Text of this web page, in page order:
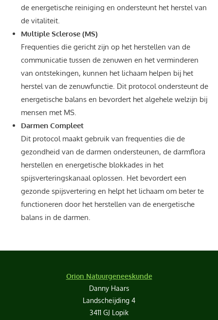
de energetische reiniging en ondersteunt het herstel van
de vitaliteit.
Multiple Sclerose (MS)
Frequenties die gericht zijn op het herstellen van de
communicatie tussen de zenuwen en het verminderen
van ontstekingen, kunnen het lichaam helpen bij het
herstel van de zenuwfunctie. Dit protocol ondersteunt de
energetische balans en bevordert het algehele welzijn bij
mensen met MS.
Darmen Compleet
Dit protocol maakt gebruik van frequenties die de
gezondheid van de darmen ondersteunen, de darmflora
herstellen en energetische blokkades in het
spijsverteringskanaal oplossen. Het bevordert een
gezonde spijsvertering en helpt het lichaam om beter te
functioneren door het herstellen van de energetische
balans in de darmen.
Orion Natuurgeneeskunde
Danny Haars
Landscheijding 4
3411 GJ Lopik